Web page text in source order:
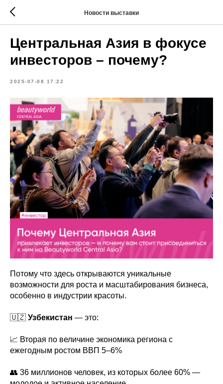
Новости выставки
Центральная Азия в фокусе
инвесторов – почему?
2025-07-08 17:22
Потому что здесь открываются уникальные
возможности для роста и масштабирования бизнеса,
особенно в индустрии красоты.
🇺🇿 Узбекистан — это:
📈 Вторая по величине экономика региона с
ежегодным ростом ВВП 5–6%
👥 36 миллионов человек, из которых более 60% —